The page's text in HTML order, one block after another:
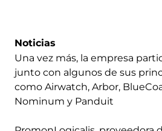
Noticias
Una vez más, la empresa
junto con algunos de sus
como Airwatch, Arbor,
Nominum y Panduit